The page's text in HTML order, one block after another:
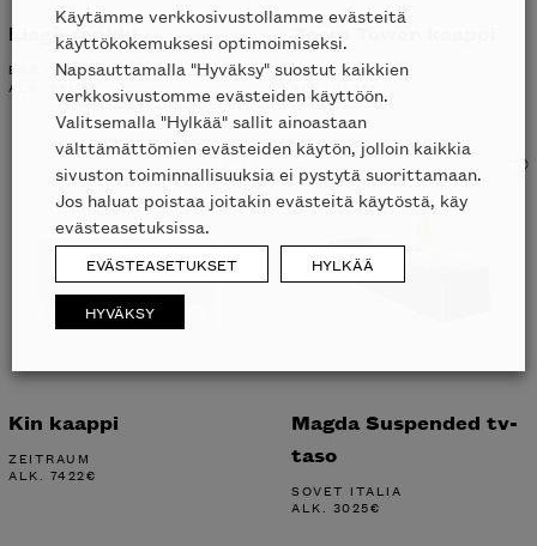
Liagò senkki
B&B ITALIA
ALK. 8514€
Zoom Tower kaappi
MOGG
ALK. 3435€
Kin kaappi
ZEITRAUM
ALK. 7422€
Magda Suspended tv-
taso
SOVET ITALIA
ALK. 3025€
Käytämme verkkosivustollamme evästeitä
käyttökokemuksesi optimoimiseksi.
Napsauttamalla "Hyväksy" suostut kaikkien
verkkosivustomme evästeiden käyttöön.
Valitsemalla "Hylkää" sallit ainoastaan
välttämättömien evästeiden käytön, jolloin kaikkia
sivuston toiminnallisuuksia ei pystytä suorittamaan.
Jos haluat poistaa joitakin evästeitä käytöstä, käy
evästeasetuksissa.
EVÄSTEASETUKSET HYLKÄÄ
HYVÄKSY